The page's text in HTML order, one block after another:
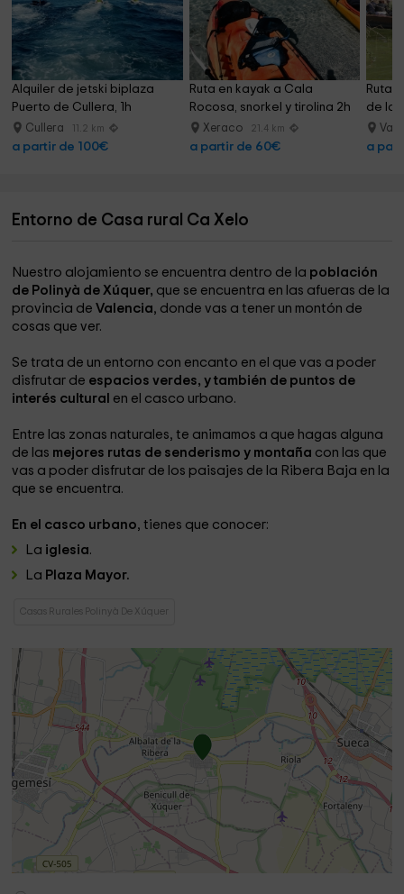
Alquiler de jetski biplaza
Puerto de Cullera, 1h
Cullera 11.2 km
a partir de 100€
Ruta en kayak a Cala
Rocosa, snorkel y tirolina 2h
Xeraco 21.4 km
a partir de 60€
Ruta
de la
a
Entorno de Casa rural Ca Xelo
Nuestro alojamiento se encuentra dentro de la población
de Polinyà de Xúquer, que se encuentra en las afueras de la
provincia deValencia, donde vas a tener un montón de
cosas que ver.
Se trata de un entorno con encanto en el que vas a poder
disfrutar de espacios verdes, y también de puntos de
interés cultural en el casco urbano.
Entre las zonas naturales, te animamos a que hagas alguna
de las mejores rutas de senderismo y montaña con las que
vas a poder disfrutar de los paisajes de la Ribera Baja en la
que se encuentra.
En el casco urbano, tienes que conocer:
La iglesia.
La Plaza Mayor.
Casas Rurales Polinyà De Xúquer